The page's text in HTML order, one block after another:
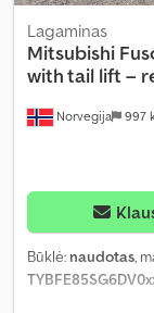
Norvegija 997
Lagaminas
Mitsubishi
with tail lift –
Būklė: naudotas,